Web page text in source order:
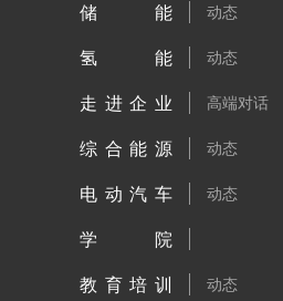
储能 动态
氢能 动态
走进企业 高端对话
综合能源 动态
电动汽车 动态
学院
教育培训 动态